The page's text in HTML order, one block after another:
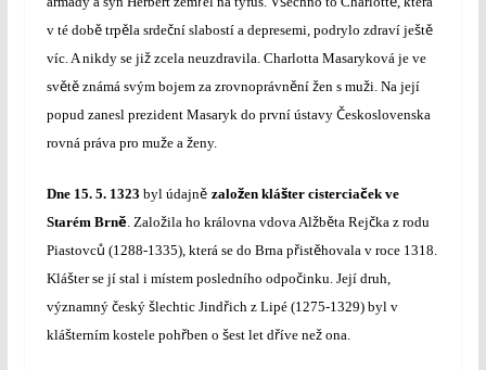
v té dobětrpěla srdeční slabostí a depresemi, podrylo zdraví ještě
víc. A nikdy se jižzcela neuzdravila. Charlotta Masaryková je ve
světěznámá svým bojem za zrovnoprávnění žen s muži. Na její
popud zanesl prezident Masaryk do první ústavy Československa
rovná práva pro muže a ženy.
Dne 15. 5. 1323 byl údajně založen klášter cisterciaček ve
Starém Brně. Založila ho královna vdova Alžběta Rejčka z rodu
Piastovců (1288-1335), která se do Brna přistěhovala v roce 1318.
Klášter se jí stal i místem posledního odpočinku. Její druh,
významný český šlechtic Jindřich z Lipé (1275-1329) byl v
klášterním kostele pohřben o šest let dříve nežona.